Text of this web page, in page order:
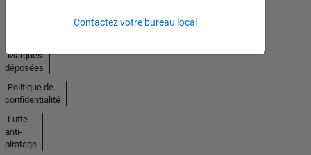
Contactez votre bureau local
Marques
déposées
Politique de
confidentialité
Lutte
anti-
piratage